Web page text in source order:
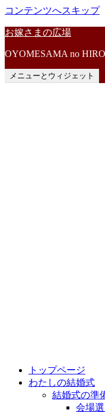
コンテンツへスキップ
お嫁さまの広場
OYOMESAMA no
メニューとウィジェット
トップページ
わたしの結婚式
結婚式の準
会場